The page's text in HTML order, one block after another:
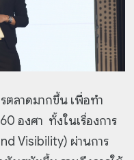
ตลาดมากขึ้น เพื่อทำ
องศา ทั้งในเรื่องการ
Visibility) ผ่านการ